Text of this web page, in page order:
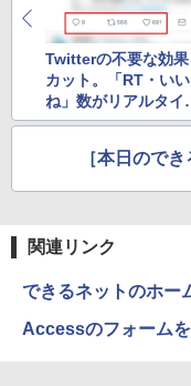
Twitterの不要な効果
カット。「RT・いい
ね」数がリアルタイ
で増えないようにす
［本日ので
関連リンク
できるネットのホー
Accessのフォーム